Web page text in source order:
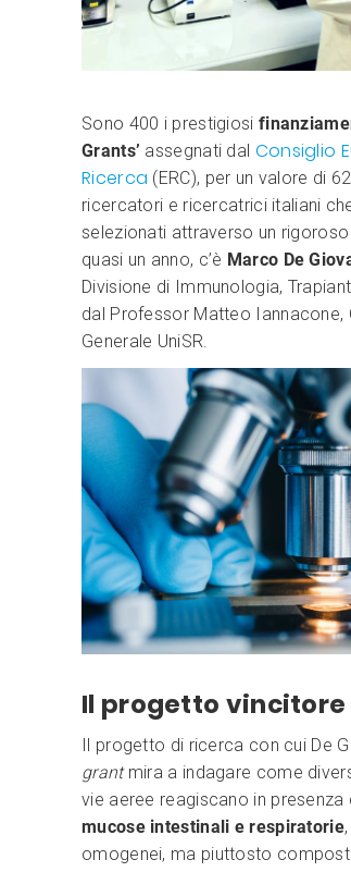
Sono 400 i prestigiosi
Grants’ assegnati dal Consiglio
Ricerca (ERC), per un valore di
ricercatori e ricercatrici italiani
selezionati attraverso un
quasi un anno, c’è Marco De
Divisione di Immunologia,
dal Professor Matteo Iannacone,
Generale UniSR.
Il progetto vincitore
Il progetto di ricerca con cui De
grantmira a indagare come
vie aeree reagiscano in
mucose intestinali e respiratorie
omogenei, ma piuttosto